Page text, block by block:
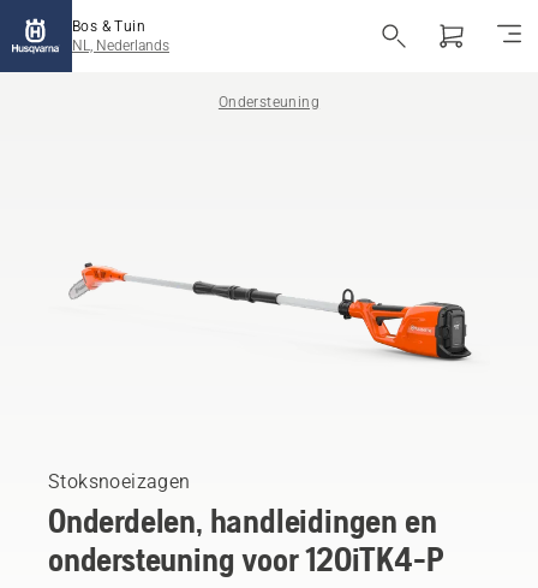
Bos & Tuin
NL, Nederlands
Ondersteuning
Stoksnoeizagen
Onderdelen, handleidingen en
ondersteuning voor 120iTK4-P